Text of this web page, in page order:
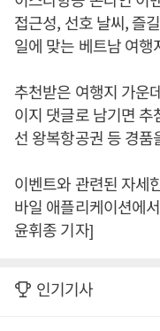
접근성, 선호 날씨, 즐
일에 맞는 베트남 여
추천받은 여행지 가운
이지 댓글로 남기면
선 왕복항공권 등 경
이벤트와 관련된 자세
바일 애플리케이션에
윤휘종 기자]
인기기사